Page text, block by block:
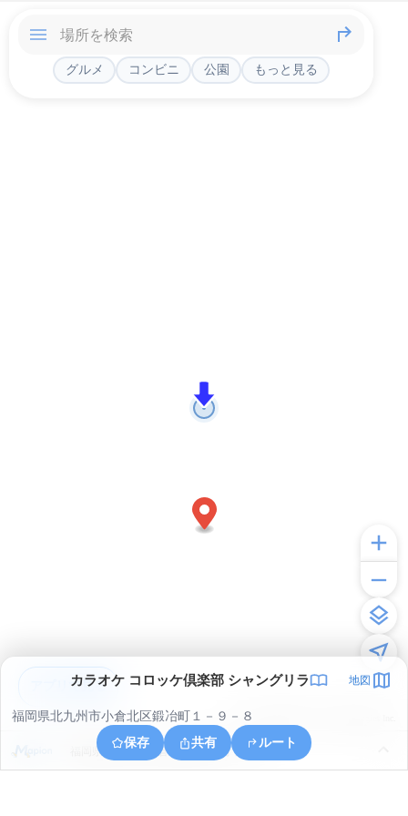
© ONE COMPATH © GeoTechnologies Inc.
グルメ コンビニ 公園 もっと見る
カラオケ コロッケ倶楽部 シャングリラ 地図
福岡県北九州市小倉北区鍛冶町１－９－８
保存
共有 ルート
福岡県北九州市小倉北区浅野２丁目１４
アプリで見る